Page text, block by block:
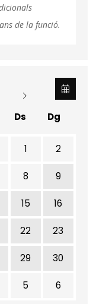
de la funció.
Ds Dg
1 2
8 9
15 16
22 23
29 30
5 6